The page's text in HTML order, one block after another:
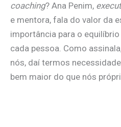
coaching? Ana Penim,
e mentora, fala do valor da
importância para o
cada pessoa. Como
nós, daí termos
bem maior do que nós